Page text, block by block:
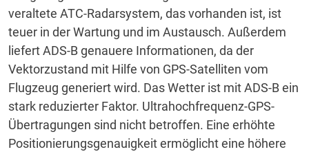
veraltete ATC-Radarsystem, das vorhanden ist, ist
teuer in der Wartung und im Austausch. Außerdem
liefert ADS-B genauere Informationen, da der
Vektorzustand mit Hilfe von GPS-Satelliten vom
Flugzeug generiert wird. Das Wetter ist mit ADS-B ein
stark reduzierter Faktor. Ultrahochfrequenz-GPS-
Übertragungen sind nicht betroffen. Eine erhöhte
Positionierungsgenauigkeit ermöglicht eine höhere